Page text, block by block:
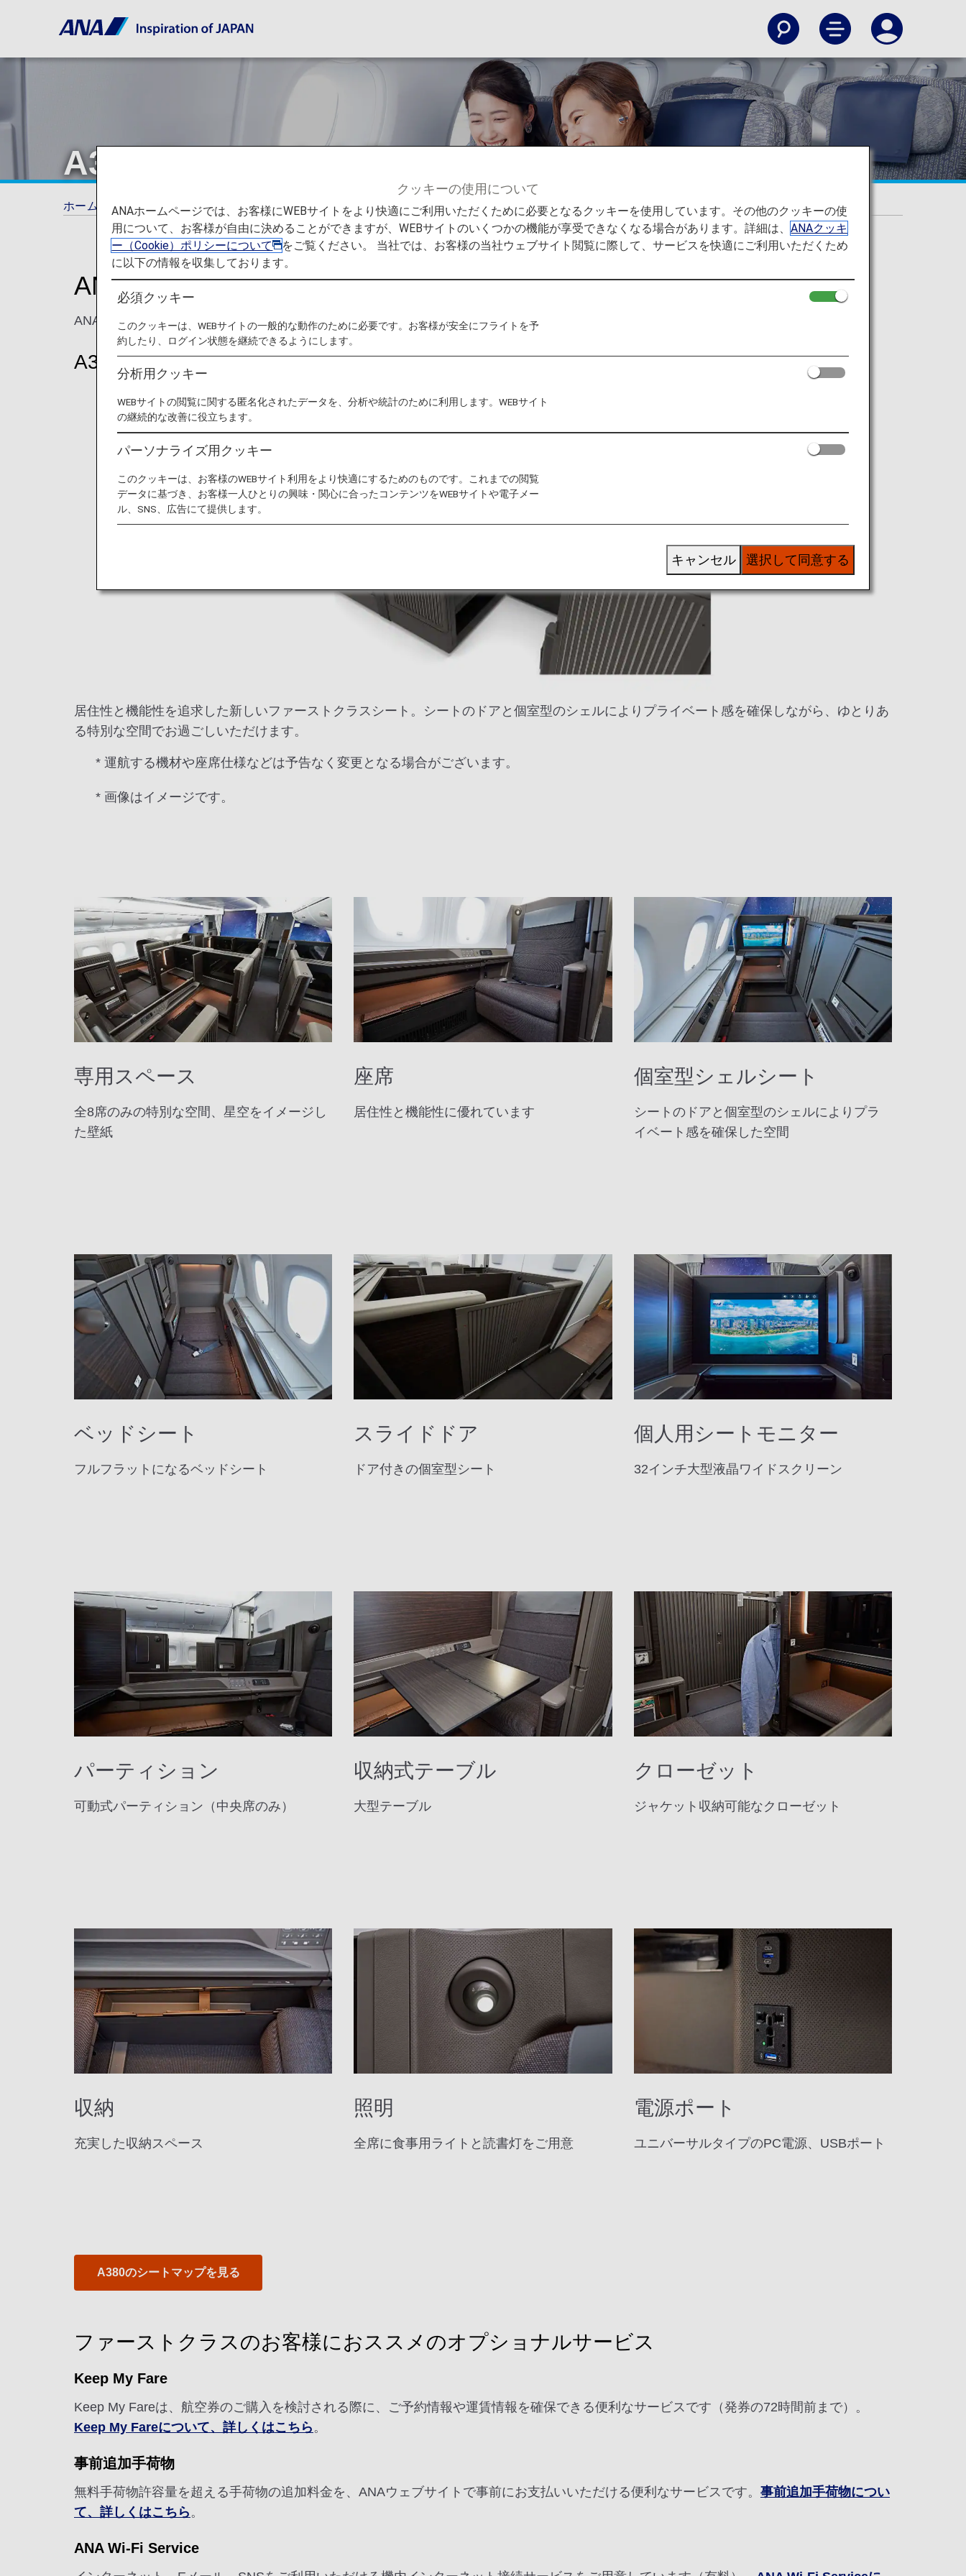
A380ファーストクラス
ホーム ご旅行の準備 シート一覧 A380ファーストクラス
ANAファーストクラス
ANAのA380 ファーストクラス 座席・シートについてのご案内です。
A380
居住性と機能性を追求した新しいファーストクラスシート。シートのドアと個室型のシェルによりプライベート感を確保しながら、ゆとりあ
る特別な空間でお過ごしいただけます。
* 運航する機材や座席仕様などは予告なく変更となる場合がございます。
* 画像はイメージです。
専用スペース
全8席のみの特別な空間、星空をイメージし
た壁紙
座席
居住性と機能性に優れています
個室型シェルシート
シートのドアと個室型のシェルによりプラ
イベート感を確保した空間
ベッドシート
フルフラットになるベッドシート
スライドドア
ドア付きの個室型シート
個人用シートモニター
32インチ大型液晶ワイドスクリーン
パーティション
可動式パーティション（中央席のみ）
収納式テーブル
大型テーブル
クローゼット
ジャケット収納可能なクローゼット
収納
充実した収納スペース
照明
全席に食事用ライトと読書灯をご用意
電源ポート
ユニバーサルタイプのPC電源、USBポート
A380のシートマップを見る
ファーストクラスのお客様におススメのオプショナルサービス
Keep My Fare
Keep My Fareは、航空券のご購入を検討される際に、ご予約情報や運賃情報を確保できる便利なサービスです（発券の72時間前まで）。
Keep My Fareについて、詳しくはこちら 。
事前追加手荷物
無料手荷物許容量を超える手荷物の追加料金を、ANAウェブサイトで事前にお支払いいただける便利なサービスです。 事前追加手荷物につい
て、詳しくはこちら 。
ANA Wi-Fi Service
クッキーの使用について
ANAホームページでは、お客様にWEBサイトをより快適にご利用いただくために必要となるクッキーを使用しています。その他のクッキーの使
用について、お客様が自由に決めることができますが、WEBサイトのいくつかの機能が享受できなくなる場合があります。詳細は、ANAクッキ
ー（Cookie）ポリシーについて
をご覧ください。 当社では、お客様の当社ウェブサイト閲覧に際して、サービスを快適にご利用いただくため
に以下の情報を収集しております。
必須クッキー
このクッキーは、WEBサイトの一般的な動作のために必要です。お客様が安全にフライトを予
約したり、ログイン状態を継続できるようにします。
分析用クッキー
WEBサイトの閲覧に関する匿名化されたデータを、分析や統計のために利用します。WEBサイト
の継続的な改善に役立ちます。
パーソナライズ用クッキー
このクッキーは、お客様のWEBサイト利用をより快適にするためのものです。これまでの閲覧
データに基づき、お客様一人ひとりの興味・関心に合ったコンテンツをWEBサイトや電子メー
ル、SNS、広告にて提供します。
選択して同意する
キャンセル